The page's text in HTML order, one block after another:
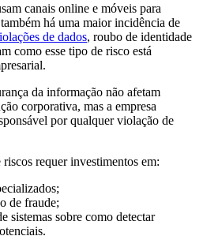
canais online e móveis para
há uma maior incidência de
de dados, roubo de identidade
como esse tipo de risco está
da informação não afetam
corporativa, mas a empresa
por qualquer violação de
requer investimentos em:
de fraude;
sistemas sobre como detectar